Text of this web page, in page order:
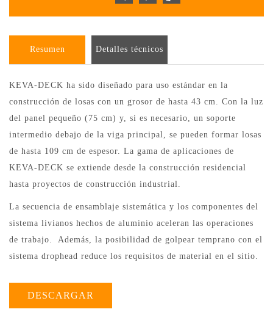
Resumen Detalles técnicos
KEVA-DECK ha sido diseñado para uso estándar en la
construcción de losas con un grosor de hasta 43 cm. Con la luz
del panel pequeño (75 cm) y, si es necesario, un soporte
intermedio debajo de la viga principal, se pueden formar losas
de hasta 109 cm de espesor. La gama de aplicaciones de
KEVA-DECK se extiende desde la construcción residencial
hasta proyectos de construcción industrial.
La secuencia de ensamblaje sistemática y los componentes del
sistema livianos hechos de aluminio aceleran las operaciones
de trabajo. Además, la posibilidad de golpear temprano con el
sistema drophead reduce los requisitos de material en el sitio.
DESCARGAR